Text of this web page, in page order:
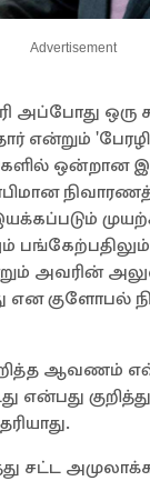
Advertisement
அப்போது ஒரு
என்றும்
அவரின்
என குளோபல்
ஆவணம்
என்பது
சட்ட